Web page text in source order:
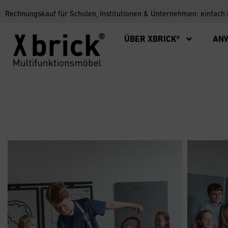
Rechnungskauf für Schulen, Institutionen & Unternehmen: einfach
ÜBER XBRICK®